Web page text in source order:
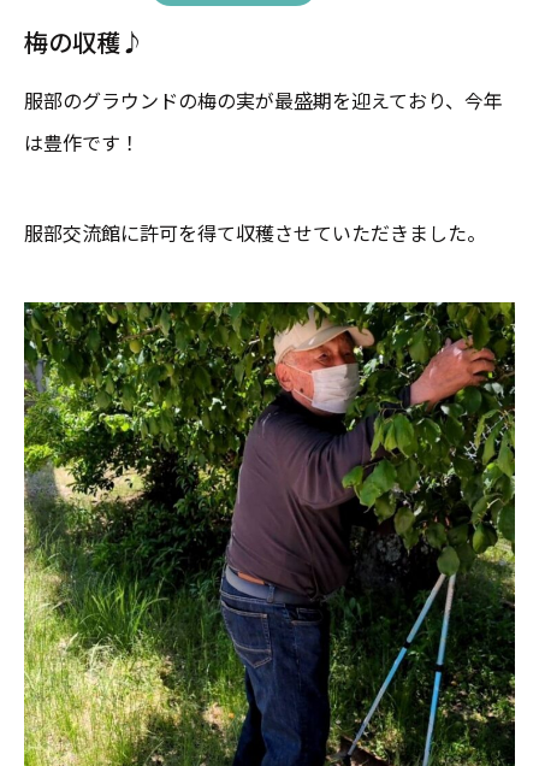
梅の収穫♪
服部のグラウンドの梅の実が最盛期を迎えており、今年
は豊作です！
服部交流館に許可を得て収穫させていただきました。